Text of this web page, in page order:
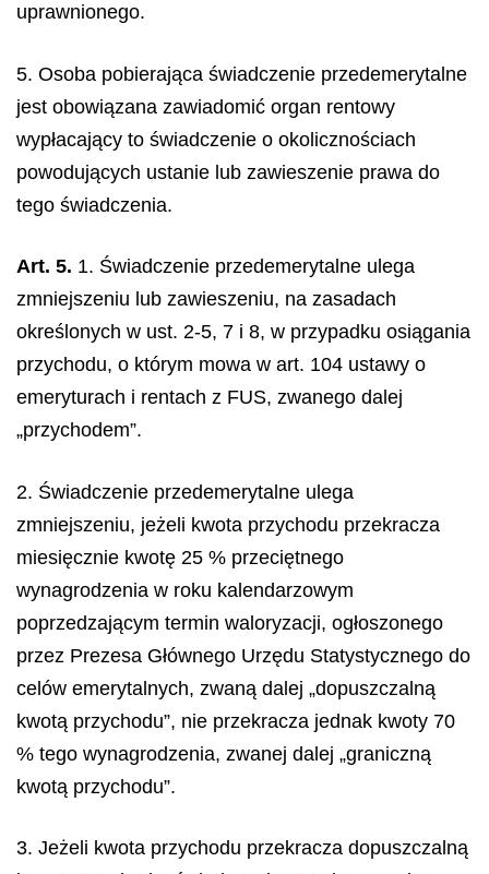
uprawnionego.
5. Osoba pobierająca świadczenie przedemerytalne
jest obowiązana zawiadomić organ rentowy
wypłacający to świadczenie o okolicznościach
powodujących ustanie lub zawieszenie prawa do
tego świadczenia.
Art. 5. 1. Świadczenie przedemerytalne ulega
zmniejszeniu lub zawieszeniu, na zasadach
określonych w ust. 2-5, 7 i 8, w przypadku osiągania
przychodu, o którym mowa w art. 104 ustawy o
emeryturach i rentach z FUS, zwanego dalej
„przychodem”.
2. Świadczenie przedemerytalne ulega
zmniejszeniu, jeżeli kwota przychodu przekracza
miesięcznie kwotę 25 % przeciętnego
wynagrodzenia w roku kalendarzowym
poprzedzającym termin waloryzacji, ogłoszonego
przez Prezesa Głównego Urzędu Statystycznego do
celów emerytalnych, zwaną dalej „dopuszczalną
kwotą przychodu”, nie przekracza jednak kwoty 70
% tego wynagrodzenia, zwanej dalej „graniczną
kwotą przychodu”.
3. Jeżeli kwota przychodu przekracza dopuszczalną